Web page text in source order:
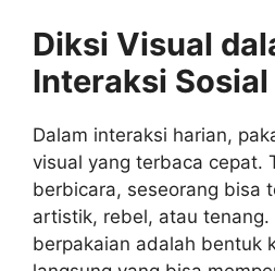
Diksi Visual
Interaksi Sosial
Dalam interaksi harian,
visual yang terbaca cepat.
berbicara, seseorang bisa
artistik, rebel, atau tenang.
berpakaian adalah bentuk